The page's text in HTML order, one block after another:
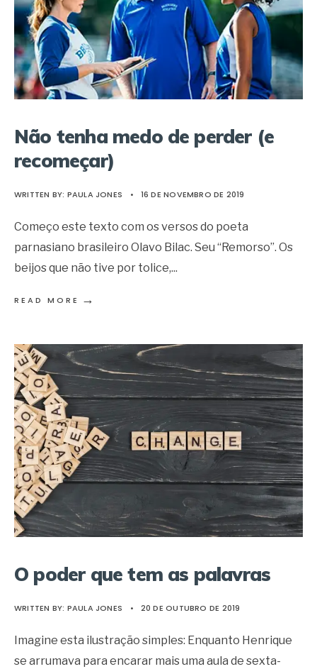
Não tenha medo de perder (e
recomeçar)
WRITTEN BY: PAULA JONES • 16 DE NOVEMBRO DE 2019
Começo este texto com os versos do poeta
parnasiano brasileiro Olavo Bilac. Seu “Remorso”. Os
beijos que não tive por tolice,...
READ MORE →
O poder que tem as palavras
WRITTEN BY: PAULA JONES • 20 DE OUTUBRO DE 2019
Imagine esta ilustração simples: Enquanto Henrique
se arrumava para encarar mais uma aula de sexta-